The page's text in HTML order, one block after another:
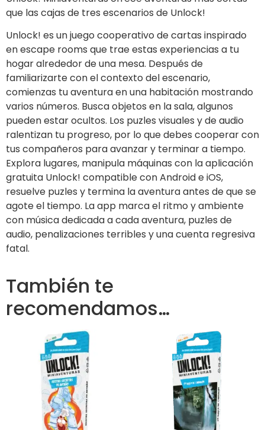
que las cajas de tres escenarios de Unlock!
Unlock! es un juego cooperativo de cartas inspirado
en escape rooms que trae estas experiencias a tu
hogar alrededor de una mesa. Después de
familiarizarte con el contexto del escenario,
comienzas tu aventura en una habitación mostrando
varios números. Busca objetos en la sala, algunos
pueden estar ocultos. Los puzles visuales y de audio
ralentizan tu progreso, por lo que debes cooperar con
tus compañeros para avanzar y terminar a tiempo.
Explora lugares, manipula máquinas con la aplicación
gratuita Unlock! compatible con Android e iOS,
resuelve puzles y termina la aventura antes de que se
agote el tiempo. La app marca el ritmo y ambiente
con música dedicada a cada aventura, puzles de
audio, penalizaciones terribles y una cuenta regresiva
fatal.
También te
recomendamos…